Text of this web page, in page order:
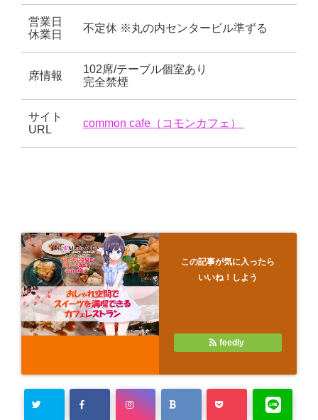
営業日
休業日
不定休 ※丸の内センタービル準ずる
席情報
102席/テーブル個室あり
完全禁煙
サイト
URL
common cafe（コモンカフェ）
この記事が気に入ったら
いいね！しよう
feedly